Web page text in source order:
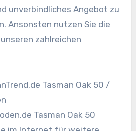
unverbindliches Angebot zu
Ansonsten nutzen Sie die
zahlreichen
Tasman Oak 50 /
Tasman Oak 50